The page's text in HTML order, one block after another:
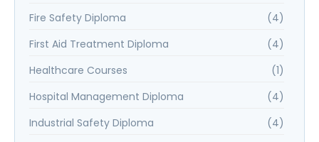
Fire Safety Diploma
(4)
First Aid Treatment Diploma
(4)
Healthcare Courses
(1)
Hospital Management Diploma
(4)
Industrial Safety Diploma
(4)